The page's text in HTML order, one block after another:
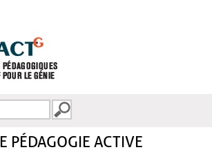
PÉDAGOGIE ACTIVE